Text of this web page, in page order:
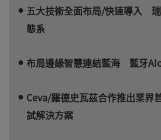
五大技術全面布局/快速導入
態系
布局邊緣智慧連結藍海 藍牙
Ceva/羅德史瓦茲合作推出業界
試解決方案